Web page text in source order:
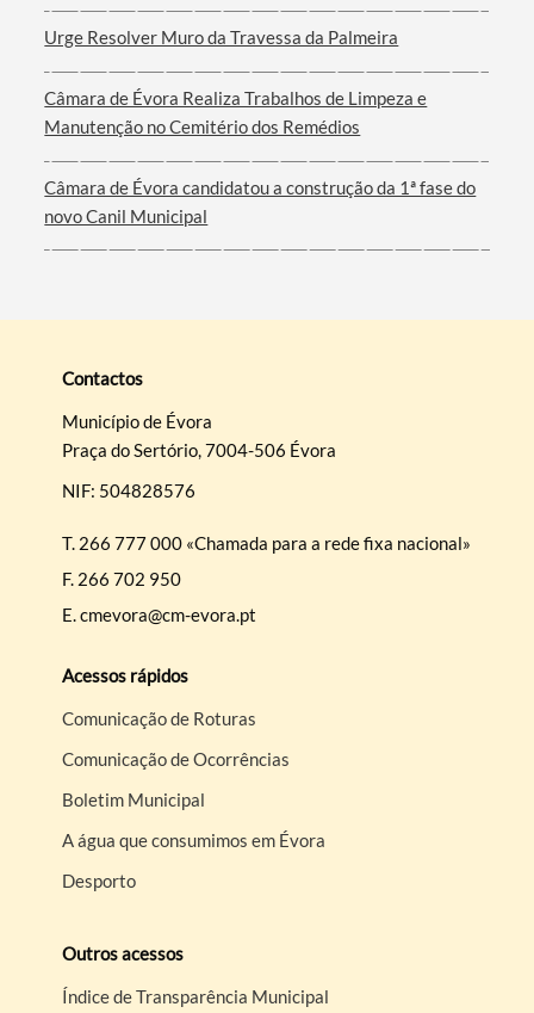
Urge Resolver Muro da Travessa da Palmeira
Câmara de Évora Realiza Trabalhos de Limpeza e
Manutenção no Cemitério dos Remédios
Câmara de Évora candidatou a construção da 1ª fase do
novo Canil Municipal
Contactos
Município de Évora
Praça do Sertório, 7004-506 Évora
NIF: 504828576
T. 266 777 000 «Chamada para a rede fixa nacional»
F. 266 702 950
E.cmevora@cm-evora.pt
Acessos rápidos
Comunicação de Roturas
Comunicação de Ocorrências
Boletim Municipal
A água que consumimos em Évora
Desporto
Outros acessos
Índice de Transparência Municipal